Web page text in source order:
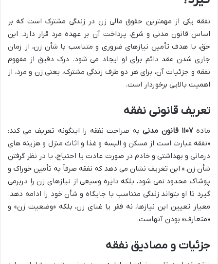
نفقه یکی از مهمترین حقوق مالی زن در زندگی مشترک است که بر
اساس قانون مدنی و شرع، پرداخت آن بر عهده مرد قرار دارد. این
حق، با هدف تأمین نیازهای ضروری و متناسب با شأن زن، از زمان
جاری شدن عقد دائم برای او ایجاد می شود. درک دقیق از مفهوم
نفقه و جزئیات آن، برای هر دو طرف زندگی مشترک، یعنی زن و مرد، از
اهمیت بالایی برخوردار است.
تعریف قانونی نفقه
ماده۱۱۰۷ قانون مدنی
به صراحت نفقه را اینگونه تعریف می کند:
«نفقه عبارت است از مسکن و البسه و غذا و اثاث منزل و هزینه های
درمانی و بهداشتی و خادم در صورت عادت یا احتیاج، با در نظر گرفتن
شأن زن.» این تعریف نشان می دهد که نفقه صرفاً به تأمین خوراک و
پوشاک محدود نمی شود، بلکه دایره وسیعی از نیازهای زن را دربرمی
گیرد تا او بتواند زندگی متناسب با جایگاه و شأن خود را ادامه دهد.
معیار تعیین این نیازها، نه فقر یا غنای زن، بلکه «وضعیت زن» و
«متعارف» بودن آنهاست.
جزئیات و مصادیق نفقه